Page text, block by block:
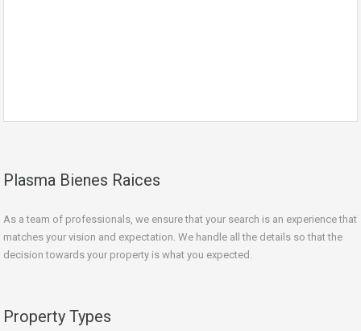
Plasma Bienes Raices
As a team of professionals, we ensure that your search is an experience that
matches your vision and expectation. We handle all the details so that the
decision towards your property is what you expected.
Property Types